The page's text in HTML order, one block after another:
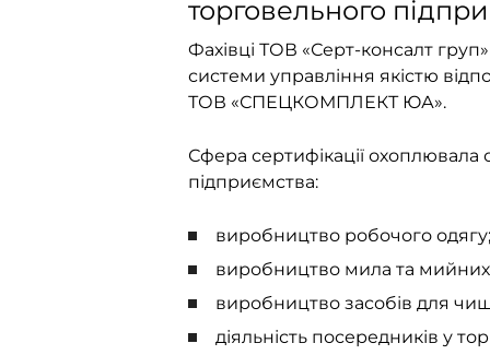
торговельного
Фахівці ТОВ «Серт-консалт
системи управління якістю
ТОВ «СПЕЦКОМПЛЕКТ ЮА».
Сфера сертифікації охоплювала
підприємства:
виробництво робочого одягу;
виробництво мила та мийних
виробництво засобів для
діяльність посередників у